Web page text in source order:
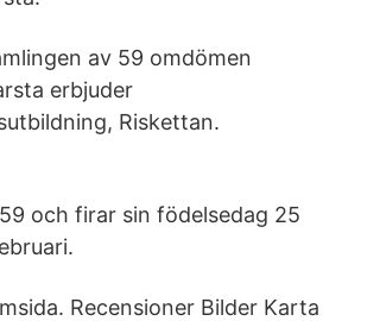
av 59 omdömen
erbjuder
Riskettan.
och firar sin födelsedag 25
Recensioner Bilder Karta